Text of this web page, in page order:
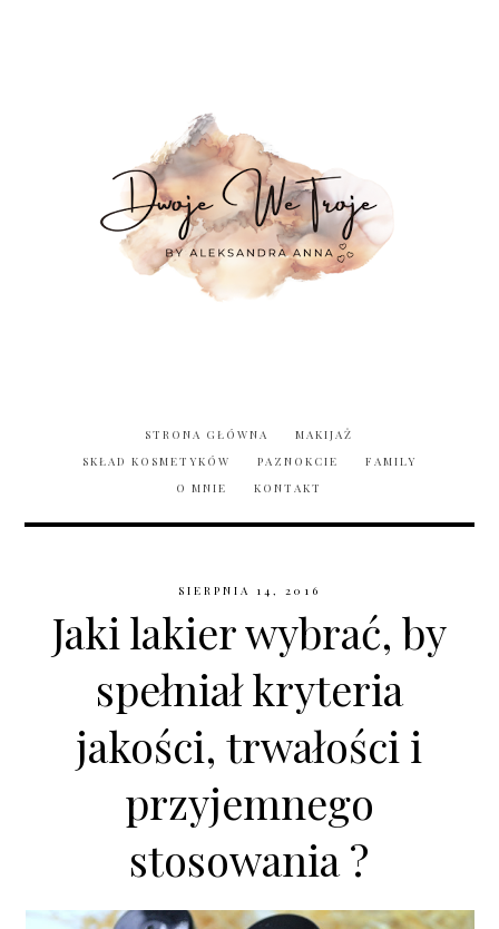
STRONA GŁÓWNA
MAKIJAŻ
SKŁAD KOSMETYKÓW
PAZNOKCIE
FAMILY
O MNIE
KONTAKT
SIERPNIA 14, 2016
Jaki lakier wybrać, by
spełniał kryteria
jakości, trwałości i
przyjemnego
stosowania ?